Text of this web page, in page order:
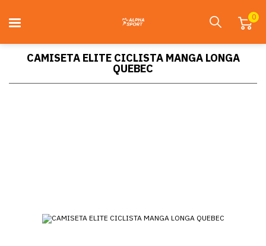
0
CAMISETA ELITE CICLISTA MANGA LONGA
QUEBEC